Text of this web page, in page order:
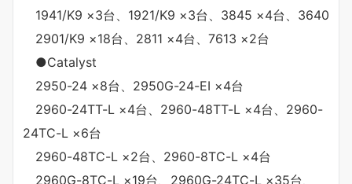
1941/K9 ×3台、1921/K9 ×3台、3845 ×4台、3640
2901/K9 ×18台、2811 ×4台、7613 ×2台
●Catalyst
2950-24 ×8台、2950G-24-EI ×4台
2960-24TT-L ×4台、2960-48TT-L ×4台、2960-
24TC-L ×6台
2960-48TC-L ×2台、2960-8TC-L ×4台
2960G-8TC-L ×19台、2960G-24TC-L ×35台、